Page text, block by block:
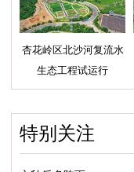
杏花岭区北沙河复流水
生态工程试运行
特别关注